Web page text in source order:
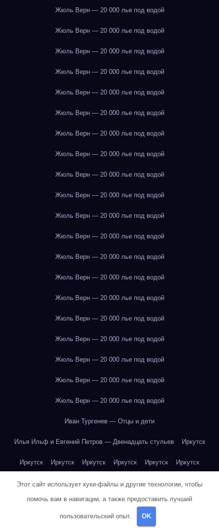
Жюль Верн — 20 000 лье под водой
Жюль Верн — 20 000 лье под водой
Жюль Верн — 20 000 лье под водой
Жюль Верн — 20 000 лье под водой
Жюль Верн — 20 000 лье под водой
Жюль Верн — 20 000 лье под водой
Жюль Верн — 20 000 лье под водой
Жюль Верн — 20 000 лье под водой
Жюль Верн — 20 000 лье под водой
Жюль Верн — 20 000 лье под водой
Жюль Верн — 20 000 лье под водой
Жюль Верн — 20 000 лье под водой
Жюль Верн — 20 000 лье под водой
Жюль Верн — 20 000 лье под водой
Жюль Верн — 20 000 лье под водой
Жюль Верн — 20 000 лье под водой
Жюль Верн — 20 000 лье под водой
Жюль Верн — 20 000 лье под водой
Жюль Верн — 20 000 лье под водой
Жюль Верн — 20 000 лье под водой
Иван Тургенев — Отцы и дети
Илья Ильф и Евгений Петров — Двенадцать стульев Иркутск
Иркутск Иркутск Иркутск Иркутск Иркутск Иркутск
Иркутск Иркутск Иркутск Иркутск Иркутск Иркутск
Иркутск Иркутск Иркутск Иркутск Иркутск Иркутск
Иркутск Йогурт
Этот сайт использует куки-файлы и другие технологии, чтобы
помочь вам в навигации, а также предоставить лучший
пользовательский опыт. OK